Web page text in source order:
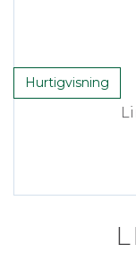
Hurtigvisning